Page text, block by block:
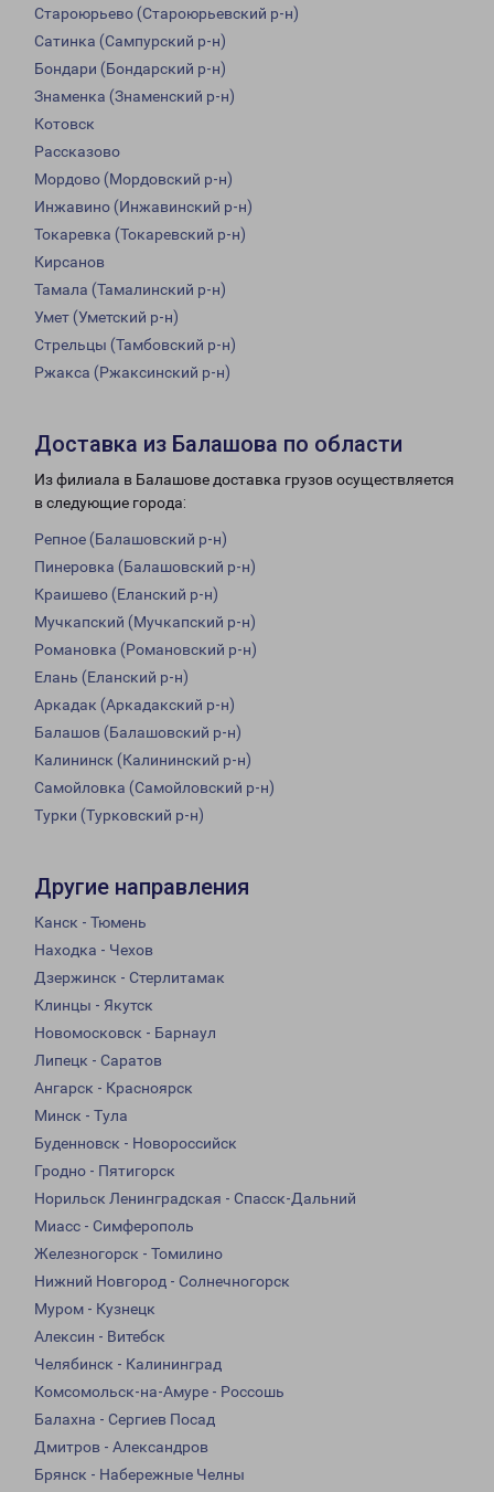
Староюрьево (Староюрьевский р-н)
Сатинка (Сампурский р-н)
Бондари (Бондарский р-н)
Знаменка (Знаменский р-н)
Котовск
Рассказово
Мордово (Мордовский р-н)
Инжавино (Инжавинский р-н)
Токаревка (Токаревский р-н)
Кирсанов
Тамала (Тамалинский р-н)
Умет (Уметский р-н)
Стрельцы (Тамбовский р-н)
Ржакса (Ржаксинский р-н)
Доставка из Балашова по области
Из филиала в Балашове доставка грузов осуществляется
в следующие города:
Репное (Балашовский р-н)
Пинеровка (Балашовский р-н)
Краишево (Еланский р-н)
Мучкапский (Мучкапский р-н)
Романовка (Романовский р-н)
Елань (Еланский р-н)
Аркадак (Аркадакский р-н)
Балашов (Балашовский р-н)
Калининск (Калининский р-н)
Самойловка (Самойловский р-н)
Турки (Турковский р-н)
Другие направления
Канск - Тюмень
Находка - Чехов
Дзержинск - Стерлитамак
Клинцы - Якутск
Новомосковск - Барнаул
Липецк - Саратов
Ангарск - Красноярск
Минск - Тула
Буденновск - Новороссийск
Гродно - Пятигорск
Норильск Ленинградская - Спасск-Дальний
Миасс - Симферополь
Железногорск - Томилино
Нижний Новгород - Солнечногорск
Муром - Кузнецк
Алексин - Витебск
Челябинск - Калининград
Комсомольск-на-Амуре - Россошь
Балахна - Сергиев Посад
Дмитров - Александров
Брянск - Набережные Челны